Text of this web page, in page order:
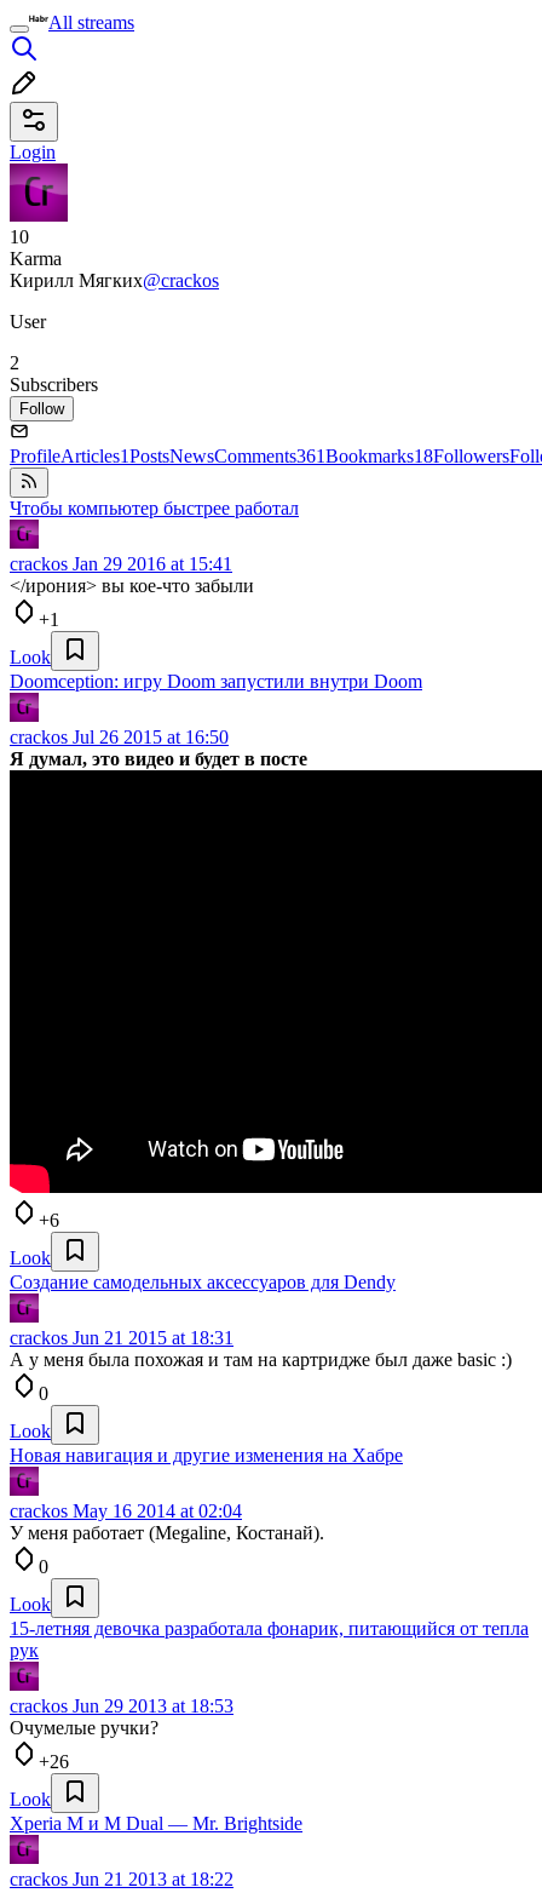
All streams
Login
10
Karma
Кирилл Мягких@crackos
User
2
Subscribers
Follow
ProfileArticles1PostsNewsComments361Bookmarks18Followers
Чтобы компьютер быстрее работал
crackos Jan 29 2016 at 15:41
</ирония> вы кое-что забыли
+1
Look
Doomception: игру Doom запустили внутри Doom
crackos Jul 26 2015 at 16:50
Я думал, это видео и будет в посте
+6
Look
Создание самодельных аксессуаров для Dendy
crackos Jun 21 2015 at 18:31
А у меня была похожая и там на картридже был даже basic :)
0
Look
Новая навигация и другие изменения на Хабре
crackos May 16 2014 at 02:04
У меня работает (Megaline, Костанай).
0
Look
15-летняя девочка разработала фонарик, питающийся от тепла
рук
crackos Jun 29 2013 at 18:53
Очумелые ручки?
+26
Look
Xperia M и M Dual — Mr. Brightside
crackos Jun 21 2013 at 18:22